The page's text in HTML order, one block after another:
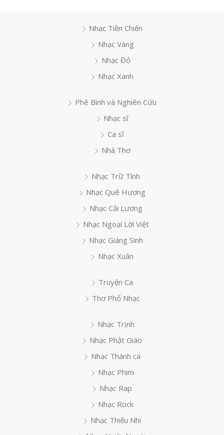
Nhạc Tiền Chiến
Nhạc Vàng
Nhạc Đỏ
Nhạc Xanh
Phê Bình và Nghiên Cứu
Nhạc sĩ
Ca sĩ
Nhà Thơ
Nhạc Trữ Tình
Nhạc Quê Hương
Nhạc Cải Lương
Nhạc Ngoại Lời Việt
Nhạc Giáng Sinh
Nhạc Xuân
Truyện Ca
Thơ Phổ Nhạc
Nhạc Trịnh
Nhạc Phật Giáo
Nhạc Thánh ca
Nhạc Phim
Nhạc Rap
Nhạc Rock
Nhạc Thiếu Nhi